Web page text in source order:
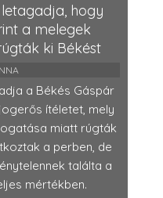
hogy
a melegek
ki Békést
a Békés Gáspár
ítéletet, mely
miatt rúgták
a perben, de
találta a
mértékben.